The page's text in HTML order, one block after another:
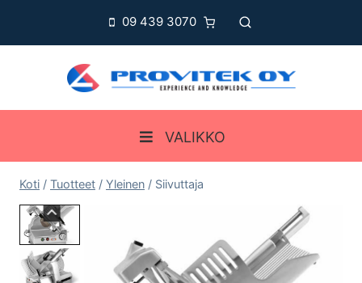
09 439 3070
VALIKKO
Koti / Tuotteet / Yleinen / Siivuttaja